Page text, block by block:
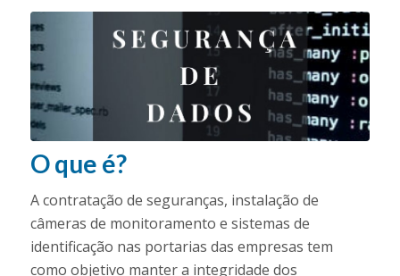
O que é?
A contratação de seguranças, instalação de
câmeras de monitoramento e sistemas de
identificação nas portarias das empresas tem
como objetivo manter a integridade dos